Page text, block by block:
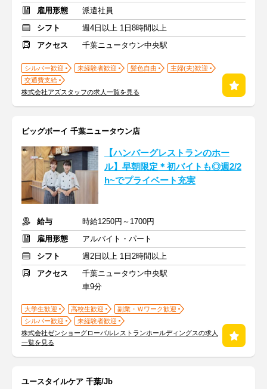
雇用形態
派遣社員
シフト
週4日以上 1日8時間以上
アクセス
千葉ニュータウン中央駅
シルバー歓迎 未経験者歓迎 髪色自由
主婦(夫)歓迎
交通費支給
株式会社アズスタッフの求人一覧を見る
ビッグボーイ 千葉ニュータウン店
【ハンバーグレストランのホー
ル】早朝限定＊初バイトも◎週2/2
h~でプライベート充実
給与
時給1250円～1700円
雇用形態
アルバイト・パート
シフト
週2日以上 1日2時間以上
アクセス
千葉ニュータウン中央駅
車9分
大学生歓迎 高校生歓迎
副業・Ｗワーク歓迎
シルバー歓迎
未経験者歓迎
株式会社ゼンショーグローバルレストランホールディングスの求人
一覧を見る
ユースタイルケア 千葉/Jb